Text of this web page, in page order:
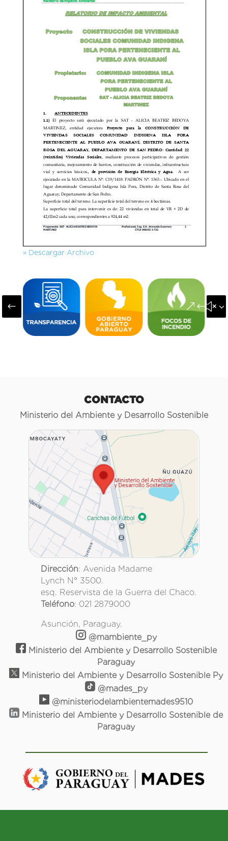
» Descargar Archivo
#
CONTACTO
Ministerio del Ambiente y Desarrollo Sostenible
Dirección: Avenida Madame
Lynch N° 3500.
esq. Reservista de la Guerra del Chaco.
Teléfono: 021 2879000
Asunción, Paraguay.
@mambiente_py
Ministerio del Ambiente y Desarrollo Sostenible
Paraguay
Ministerio del Ambiente y Desarrollo Sostenible Py
@mades_py
@ministeriodelambientemades9510
Ministerio del Ambiente y Desarrollo Sostenible de
Paraguay